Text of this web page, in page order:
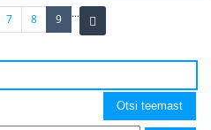
...
7 8 9(current)